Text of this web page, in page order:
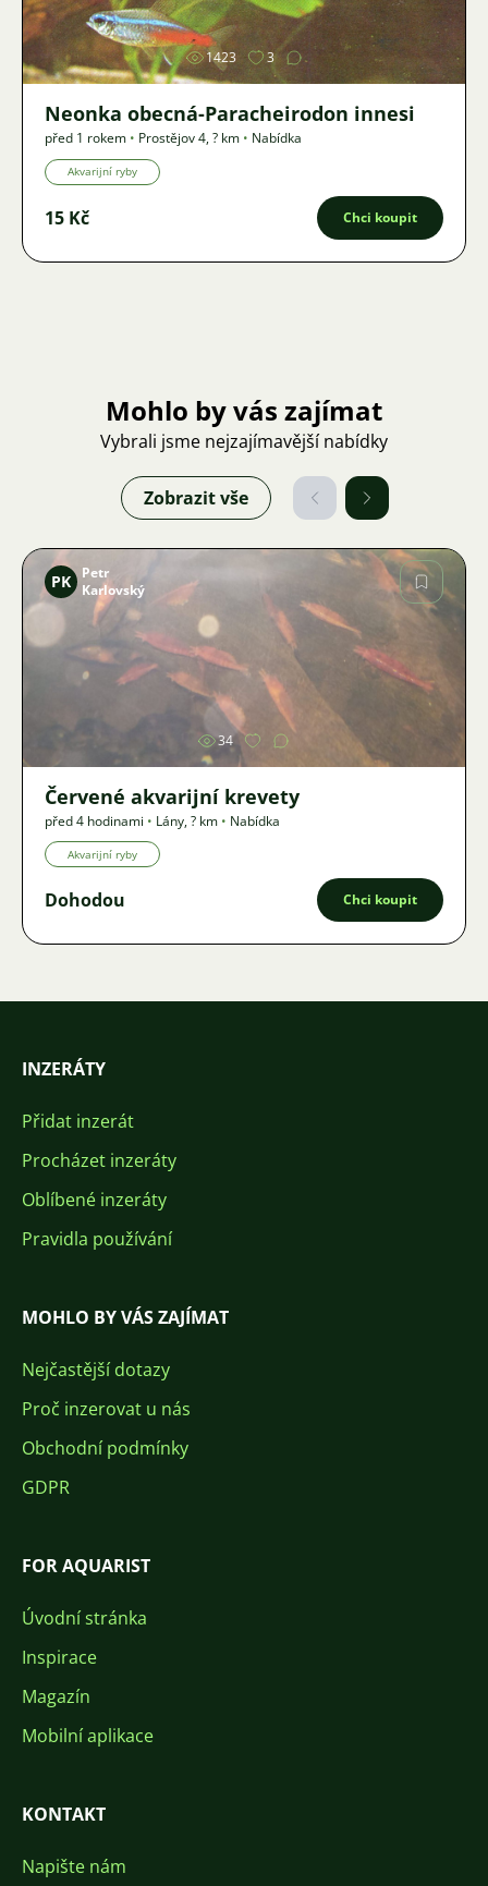
1423 3
Neonka obecná-Paracheirodon innesi
před 1 rokem • Prostějov 4,? km • Nabídka
Akvarijní ryby
15 Kč Chci koupit
Mohlo by vás zajímat
Vybrali jsme nejzajímavější nabídky
Zobrazit vše
Obrázek
PK
Petr
Karlovský
34
Červené akvarijní krevety
před 4 hodinami • Lány,? km • Nabídka
Akvarijní ryby
Dohodou Chci koupit
INZERÁTY
Přidat inzerát
Procházet inzeráty
Oblíbené inzeráty
Pravidla používání
MOHLO BY VÁS ZAJÍMAT
Nejčastější dotazy
Proč inzerovat u nás
Obchodní podmínky
GDPR
FOR AQUARIST
Úvodní stránka
Inspirace
Magazín
Mobilní aplikace
KONTAKT
Napište nám